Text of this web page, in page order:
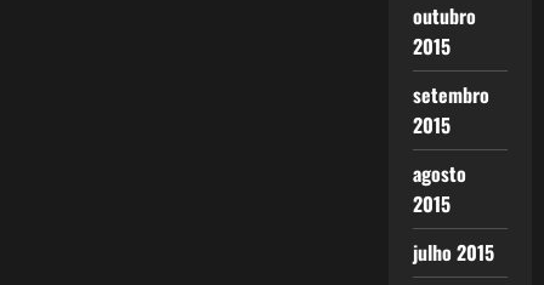
outubro
2015
setembro
2015
agosto
2015
julho 2015